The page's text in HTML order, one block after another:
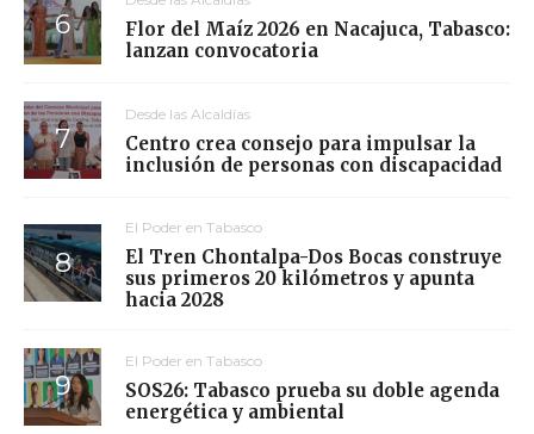
Flor del Maíz 2026 en Nacajuca, Tabasco:
lanzan convocatoria
Desde las Alcaldías
Centro crea consejo para impulsar la
inclusión de personas con discapacidad
El Poder en Tabasco
El Tren Chontalpa-Dos Bocas construye
sus primeros 20 kilómetros y apunta
hacia 2028
El Poder en Tabasco
SOS26: Tabasco prueba su doble agenda
energética y ambiental